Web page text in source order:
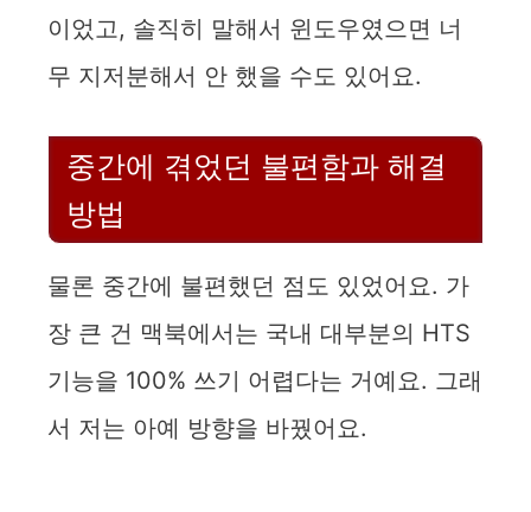
이었고, 솔직히 말해서 윈도우였으면 너
무 지저분해서 안 했을 수도 있어요.
중간에 겪었던 불편함과 해결
방법
물론 중간에 불편했던 점도 있었어요. 가
장 큰 건 맥북에서는 국내 대부분의 HTS
기능을 100% 쓰기 어렵다는 거예요. 그래
서 저는 아예 방향을 바꿨어요.